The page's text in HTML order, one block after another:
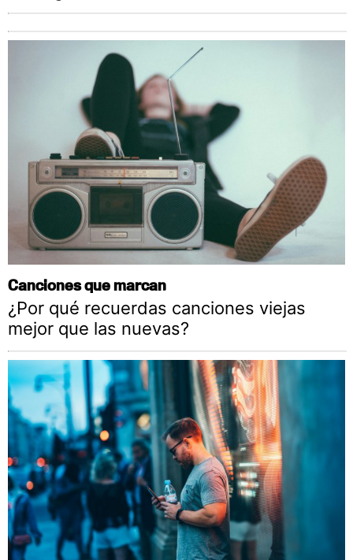
Canciones que marcan
¿Por qué recuerdas canciones viejas
mejor que las nuevas?